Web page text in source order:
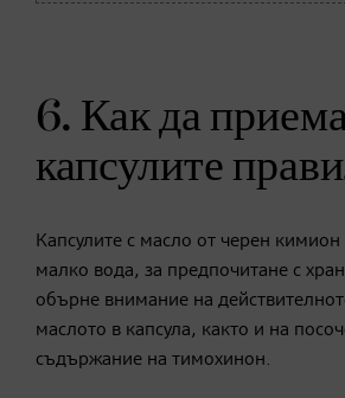
6. Как да
капсулите
Капсулите с масло от черен кимион
малко вода, за предпочитане с
обърне внимание на
маслото в капсула, както и на
съдържание на тимохинон.